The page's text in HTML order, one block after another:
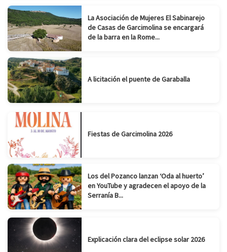
La Asociación de Mujeres El Sabinarejo
de Casas de Garcimolina se encargará
de la barra en la Rome...
A licitación el puente de Garaballa
Fiestas de Garcimolina 2026
Los del Pozanco lanzan ‘Oda al huerto’
en YouTube y agradecen el apoyo de la
Serranía B...
Explicación clara del eclipse solar 2026